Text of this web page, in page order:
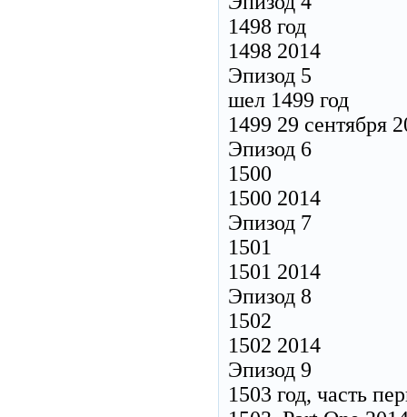
1498 год
1498 2014
Эпизод 5
шел 1499 год
1499 29 сентября
Эпизод 6
1500
1500 2014
Эпизод 7
1501
1501 2014
Эпизод 8
1502
1502 2014
Эпизод 9
1503 год, часть